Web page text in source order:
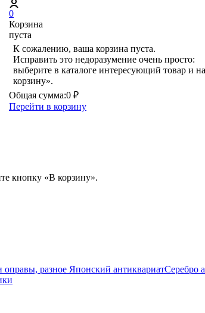
0
Корзина
пуста
К сожалению, ваша корзина пуста.
Исправить это недоразумение очень просто:
выберите в каталоге интересующий товар и
корзину».
Общая сумма:0 ₽
Перейти в корзину
кнопку «В корзину».
оправы, разное Японский антиквариатСеребро